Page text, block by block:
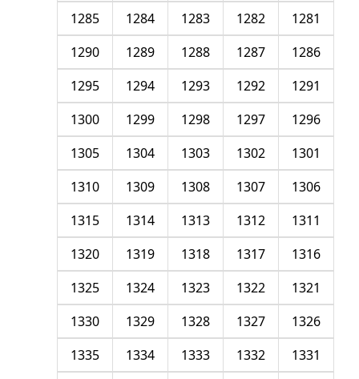
1281
1282
1283
1284
1285
1286
1287
1288
1289
1290
1291
1292
1293
1294
1295
1296
1297
1298
1299
1300
1301
1302
1303
1304
1305
1306
1307
1308
1309
1310
1311
1312
1313
1314
1315
1316
1317
1318
1319
1320
1321
1322
1323
1324
1325
1326
1327
1328
1329
1330
1331
1332
1333
1334
1335